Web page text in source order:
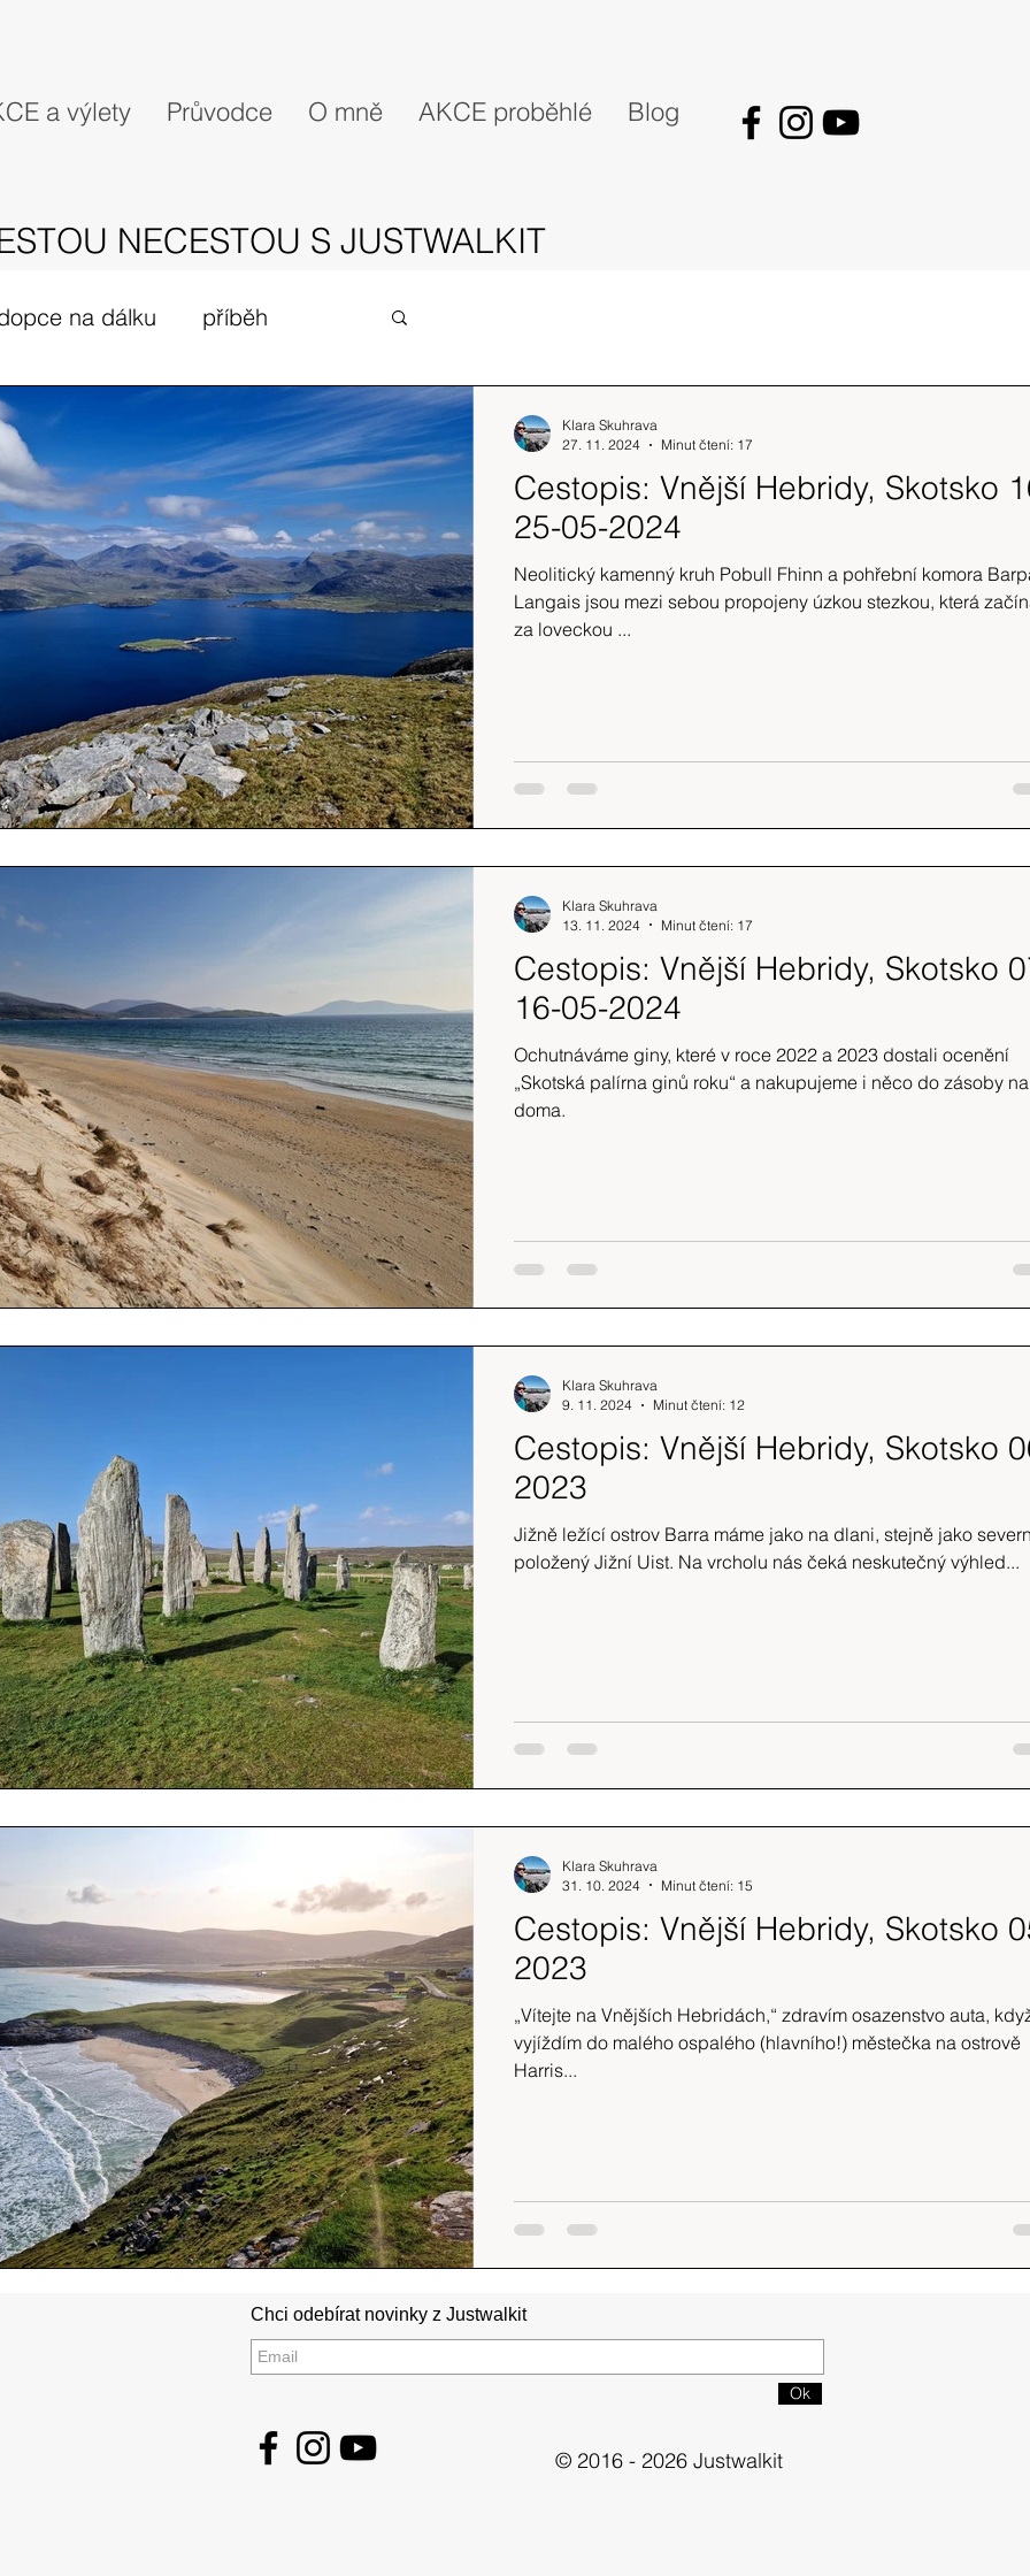
a výlety Průvodce O mně AKCE proběhlé Blog
NECESTOU S JUSTWALKIT
na dálku příběh
expedice Skotské ostrovy
Srílanka cestuj s mámou
Cestopis: Vnější Hebridy, Skotsko
25-05-2024
Neolitický kamenný kruh Pobull Fhinn a pohřební komora
Langais jsou mezi sebou propojeny úzkou stezkou, která
za loveckou ...
Klara Skuhrava
27. 11. 2024
Minut čtení: 17
Cestopis: Vnější Hebridy, Skotsko
16-05-2024
Ochutnáváme giny, které v roce 2022 a 2023 dostali ocenění
„Skotská palírna ginů roku“ a nakupujeme i něco do zásoby na
doma.
Klara Skuhrava
13. 11. 2024
Minut čtení: 17
Cestopis: Vnější Hebridy, Skotsko
2023
Jižně ležící ostrov Barra máme jako na dlani, stejně jako
položený Jižní Uist. Na vrcholu nás čeká neskutečný výhled...
Klara Skuhrava
9. 11. 2024
Minut čtení: 12
Cestopis: Vnější Hebridy, Skotsko
2023
„Vítejte na Vnějších Hebridách,“ zdravím osazenstvo auta,
vyjíždím do malého ospalého (hlavního!) městečka na ostrově
Harris...
Klara Skuhrava
31. 10. 2024
Minut čtení: 15
Chci odebírat novinky z Justwalkit
Ok
© 2016 - 2026 Justwalkit